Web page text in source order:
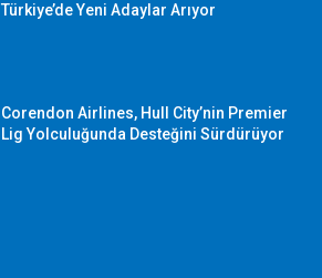
Türkiye’de Yeni Adaylar Arıyor
Corendon Airlines, Hull City’nin Premier
Lig Yolculuğunda Desteğini Sürdürüyor